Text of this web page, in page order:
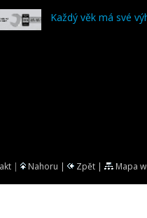
Mapa
Zpět |
Nahoru |
|
Každý věk má své